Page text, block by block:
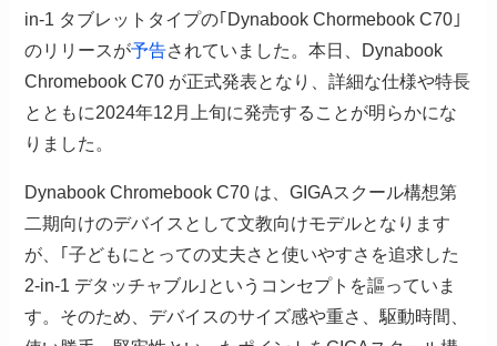
in-1 タブレットタイプの｢Dynabook Chormebook C70｣
のリリースが予告されていました。本日、Dynabook
Chromebook C70 が正式発表となり、詳細な仕様や特長
とともに2024年12月上旬に発売することが明らかにな
りました。
Dynabook Chromebook C70 は、GIGAスクール構想第
二期向けのデバイスとして文教向けモデルとなります
が、｢子どもにとっての丈夫さと使いやすさを追求した
2-in-1 デタッチャブル｣というコンセプトを謳っていま
す。そのため、デバイスのサイズ感や重さ、駆動時間、